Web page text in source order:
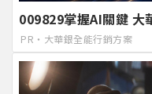
009829掌握AI關鍵 大
PR・大華銀全能行銷方案